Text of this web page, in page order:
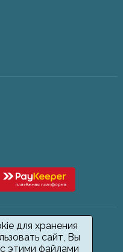
для хранения
сайт, Вы
этими файлами